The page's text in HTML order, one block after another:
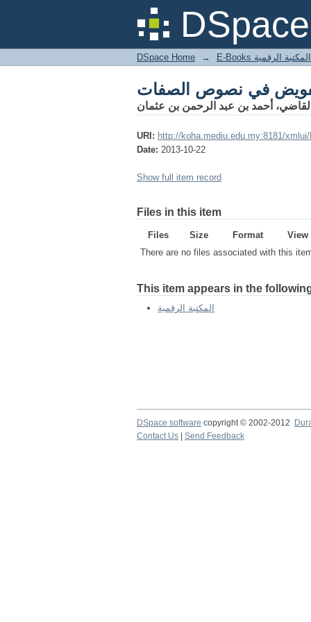
DSpace Home → المكتبة الرقمية
القاضي، أحمد بن عبد الرحمن بن عثمان
URI: http://koha.mediu.edu.my:8181/
Date: 2013-10-22
Show full item record
Files in this item
Files Size Format
View
There are no files associated with this
This item appears in the
المكتبة الرقمية
DSpace software copyright © 2002-2012
Contact Us
Send Feedback